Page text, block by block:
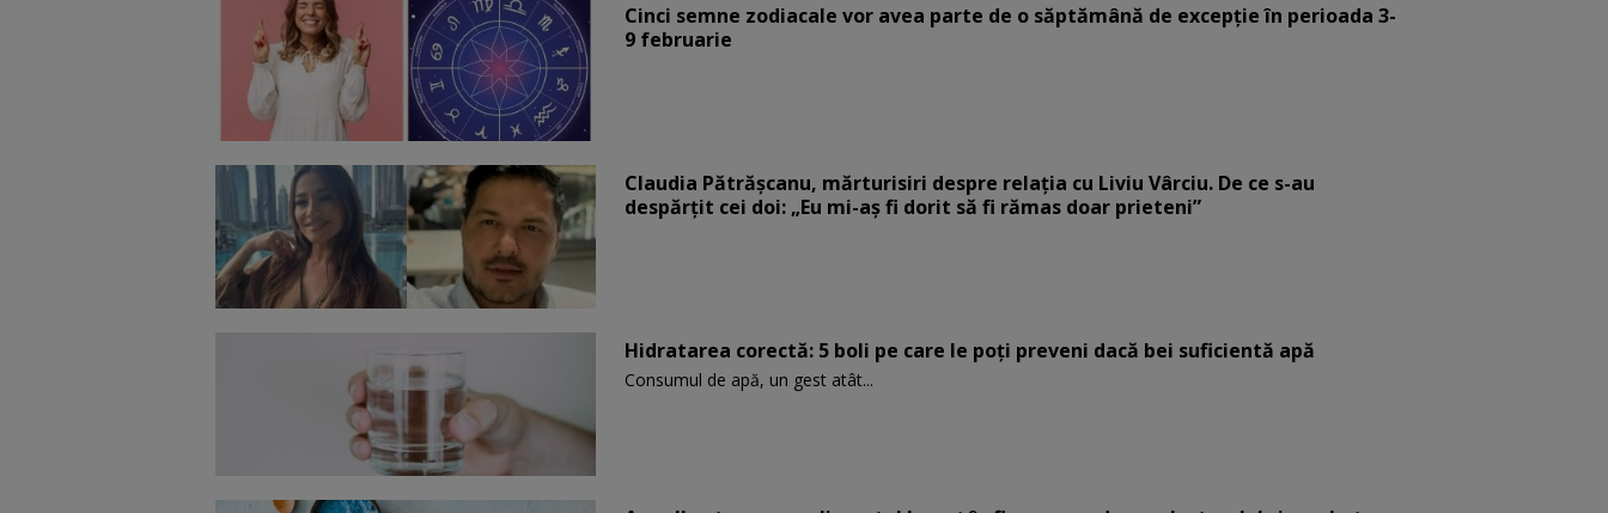
Cinci semne zodiacale vor avea parte de o săptămână de excepție în perioada 3-
9 februarie
Claudia Pătrășcanu, mărturisiri despre relația cu Liviu Vârciu. De ce s-au
despărțit cei doi: „Eu mi-aș fi dorit să fi rămas doar prieteni”
Hidratarea corectă: 5 boli pe care le poți preveni dacă bei suficientă apă
Consumul de apă, un gest atât...